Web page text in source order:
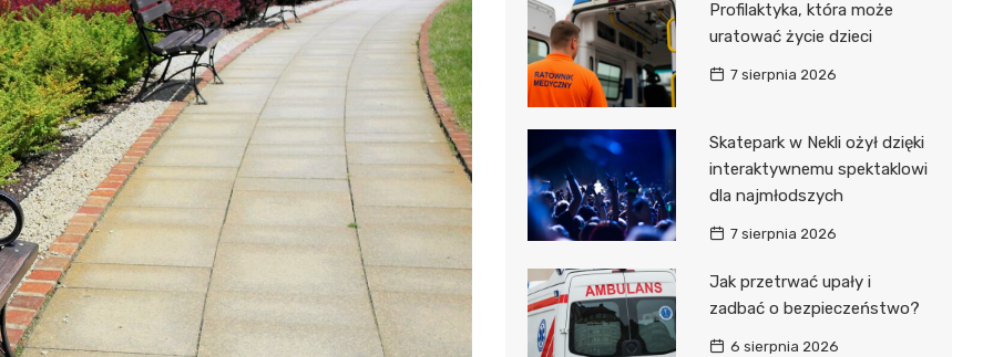
Dzieci Wrzesińskich
Park Miejski im. Dzieci
Wrzesińskich
Amfiteatr im. Anny Jantar
Jump World Września
Wrzesińska Strefa
Pałac w Miłosławiu
Izba Pamięci Reymonta
Profilaktyka, która może
uratować życie dzieci
7 sierpnia 2026
Skatepark w Nekli ożył dzięki
interaktywnemu spektaklowi
dla najmłodszych
7 sierpnia 2026
Jak przetrwać upały i
zadbać o bezpieczeństwo?
6 sierpnia 2026